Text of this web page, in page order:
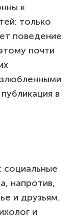
к
только
поведение
почти
в
напротив,
и друзьям.
и